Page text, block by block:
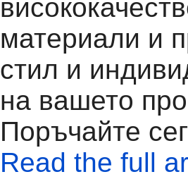
материали и
стил и
на вашето
Поръчайте
Read the full